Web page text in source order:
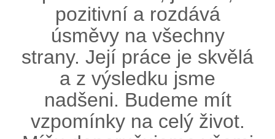
pozitivní a rozdává
úsměvy na všechny
strany. Její práce je skvělá
a z výsledku jsme
nadšeni. Budeme mít
vzpomínky na celý život.